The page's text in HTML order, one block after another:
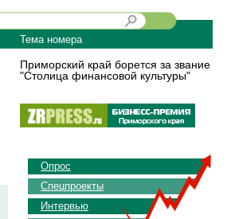
Тема номера
Приморский край борется за звание
"Столица финансовой культуры"
Опрос
Спецпроекты
Интервью